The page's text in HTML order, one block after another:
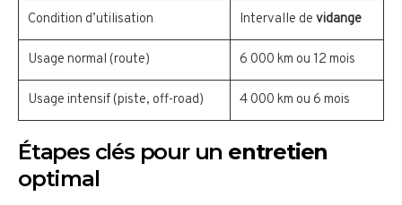
Condition d’utilisation Intervalle de vidange
Usage normal (route) 6 000 km ou 12 mois
Usage intensif (piste, off-road) 4 000 km ou 6 mois
Étapes clés pour un entretien
optimal